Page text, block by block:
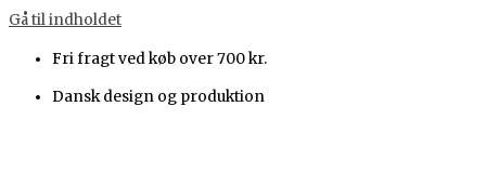
Gå til indholdet
Fri fragt ved køb over 700 kr.
Dansk design og produktion